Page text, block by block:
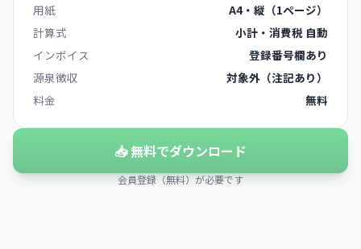
用紙
A4・縦（1ページ）
計算式
小計・消費税 自動
インボイス
登録番号欄あり
源泉徴収
対象外（注記あり）
料金
無料
📥 無料でダウンロード
会員登録（無料）が必要です